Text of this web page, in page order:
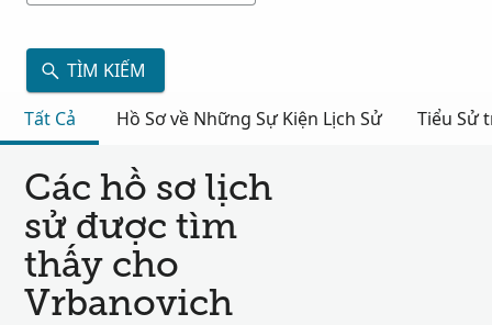
TÌM KIẾM
Tất Cả
Hồ Sơ về Những Sự Kiện Lịch Sử Tiểu Sử
Các hồ sơ lịch
sử được tìm
thấy cho
Vrbanovich